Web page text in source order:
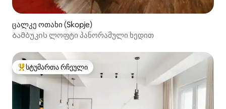
ცალკე ოთახი (Skopje)
Ბამბუკის ლოფტი პანორამული ხედით
სტუმართა რჩეული მოწინავე ვარიანტი
სტუმართა რჩეული